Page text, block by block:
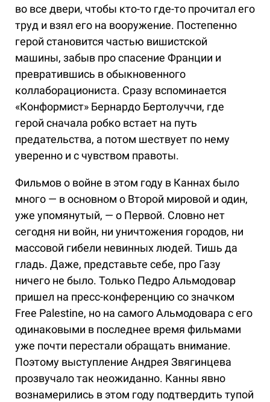
во все двери, чтобы кто-то где-то прочитал его
труд и взял его на вооружение. Постепенно
герой становится частью вишистской
машины, забыв про спасение Франции и
превратившись в обыкновенного
коллаборациониста. Сразу вспоминается
«Конформист» Бернардо Бертолуччи, где
герой сначала робко встает на путь
предательства, а потом шествует по нему
уверенно и с чувством правоты.
Фильмов о войне в этом году в Каннах было
много — в основном о Второй мировой и один,
уже упомянутый, — о Первой. Словно нет
сегодня ни войн, ни уничтожения городов, ни
массовой гибели невинных людей. Тишь да
гладь. Даже, представьте себе, про Газу
ничего не было. Только Педро Альмодовар
пришел на пресс-конференцию со значком
Free Palestine, но на самого Альмодовара с его
одинаковыми в последнее время фильмами
уже почти перестали обращать внимание.
Поэтому выступление Андрея Звягинцева
прозвучало так неожиданно. Канны явно
вознамерились в этом году подтвердить тупой